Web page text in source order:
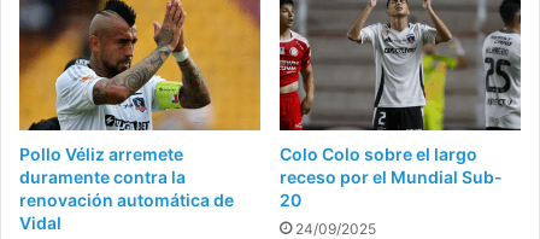
Pollo Véliz arremete
duramente contra la
renovación automática de
Vidal
Colo Colo sobre el largo
receso por el Mundial Sub-
20
24/09/2025